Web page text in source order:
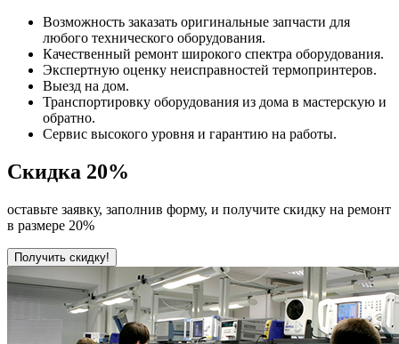
Возможность заказать оригинальные запчасти для
любого технического оборудования.
Качественный ремонт широкого спектра оборудования.
Экспертную оценку неисправностей термопринтеров.
Выезд на дом.
Транспортировку оборудования из дома в мастерскую и
обратно.
Сервис высокого уровня и гарантию на работы.
Скидка 20%
оставьте заявку, заполнив форму, и получите скидку на ремонт
в размере 20%
Получить скидку!